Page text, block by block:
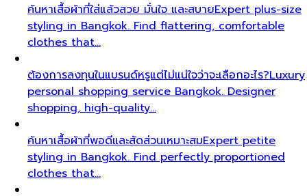
ค้นหาเสื้อผ้าที่ใส่แล้วสวย มั่นใจ และสบายExpert plus-size
styling in Bangkok. Find flattering, comfortable
clothes that…
ต้องการลงทุนในแบรนด์หรูแต่ไม่แน่ใจว่าจะเลือกอะไร?Luxury
personal shopping service Bangkok. Designer
shopping, high-quality…
ค้นหาเสื้อผ้าที่พอดีและสัดส่วนเหมาะสมExpert petite
styling in Bangkok. Find perfectly proportioned
clothes that…